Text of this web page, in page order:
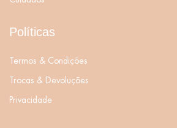
Políticas
Termos & Condições
Trocas & Devoluções
Privacidade